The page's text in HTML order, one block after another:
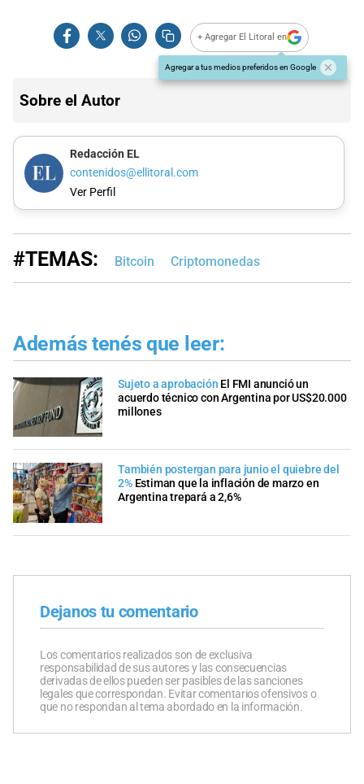
+ Agregar El Litoral en
Agregar a tus medios preferidos en Google
Sobre el Autor
Redacción EL
contenidos@ellitoral.com
Ver Perfil
#TEMAS: Bitcoin Criptomonedas
Además tenés que leer:
Sujeto a aprobación El FMI anunció un
acuerdo técnico con Argentina por US$20.000
millones
También postergan para junio el quiebre del
2% Estiman que la inflación de marzo en
Argentina trepará a 2,6%
Dejanos tu comentario
Los comentarios realizados son de exclusiva
responsabilidad de sus autores y las consecuencias
derivadas de ellos pueden ser pasibles de las sanciones
legales que correspondan. Evitar comentarios ofensivos o
que no respondan al tema abordado en la información.